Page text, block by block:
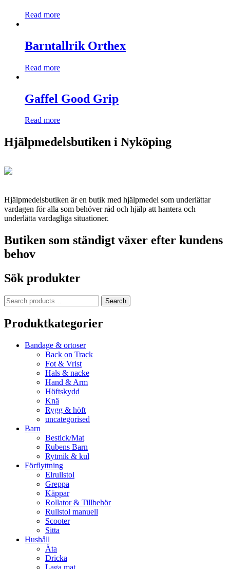
Read more
Barntallrik Orthex
Read more
Gaffel Good Grip
Read more
Hjälpmedelsbutiken i Nyköping
Hjälpmedelsbutiken är en butik med hjälpmedel som underlättar
vardagen för alla som behöver råd och hjälp att hantera och
underlätta vardagliga situationer.
Butiken som ständigt växer efter kundens
behov
Sök produkter
Search
for:
Search
Produktkategorier
Bandage & ortoser
Back on Track
Fot & Vrist
Hals & nacke
Hand & Arm
Höftskydd
Knä
Rygg & höft
uncategorised
Barn
Bestick/Mat
Rubens Barn
Rytmik & kul
Förflyttning
Elrullstol
Greppa
Käppar
Rollator & Tillbehör
Rullstol manuell
Scooter
Sitta
Hushåll
Äta
Dricka
Laga mat